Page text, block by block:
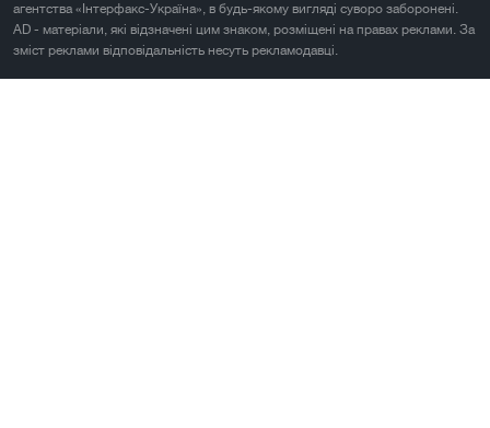
агентства «Інтерфакс-Україна», в будь-якому вигляді суворо заборонені.
AD - матеріали, які відзначені цим знаком, розміщені на правах реклами. За
зміст реклами відповідальність несуть рекламодавці.